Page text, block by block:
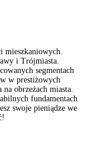
mieszkaniowych.
i Trójmiasta.
segmentach
w prestiżowych
obrzeżach miasta.
fundamentach
swoje pieniądze we